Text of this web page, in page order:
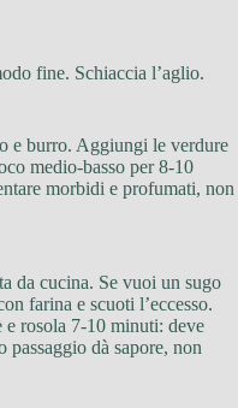
fine. Schiaccia l’aglio.
e burro. Aggiungi le verdure
medio-basso per 8-10
morbidi e profumati, non
da cucina. Se vuoi un sugo
farina e scuoti l’eccesso.
rosola 7-10 minuti: deve
passaggio dà sapore, non